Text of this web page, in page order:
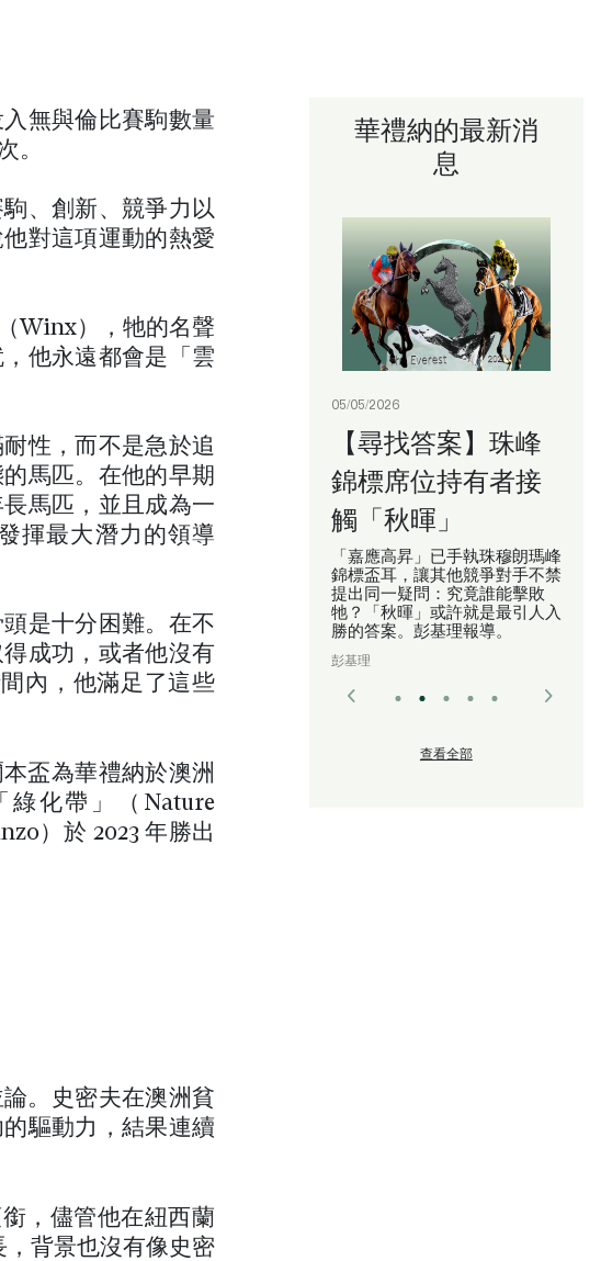
華禮納的最新消
息
05/05/2026
【尋找答案】珠峰
錦標席位持有者接
觸「秋暉」
「嘉應高昇」已手執珠穆朗瑪峰
錦標盃耳，讓其他競爭對手不禁
提出同一疑問：究竟誰能擊敗
牠？「秋暉」或許就是最引人入
勝的答案。彭基理報導。
彭基理
查看全部
無與倫比賽駒數量
。
、創新、競爭力以
對這項運動的熱愛
Winx），牠的名聲
他永遠都會是「雲
性，而不是急於追
馬匹。在他的早期
馬匹，並且成為一
揮最大潛力的領導
是十分困難。在不
成功，或者他沒有
內，他滿足了這些
盃為華禮納於澳洲
綠化帶」（Nature
）於 2023 年勝出
。史密夫在澳洲貧
驅動力，結果連續
，儘管他在紐西蘭
背景也沒有像史密